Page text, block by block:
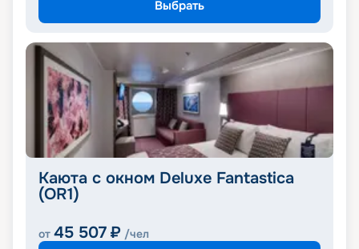
Выбрать
Каюта с окном Deluxe Fantastica
(OR1)
от 45 507 ₽ /чел